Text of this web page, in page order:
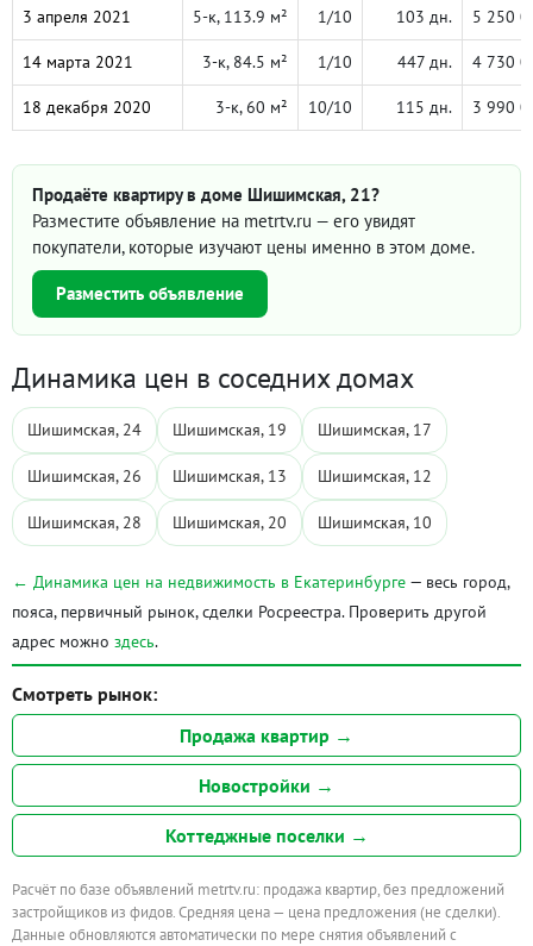
3 апреля 2021 5-к, 113.9 м² 1/10 103 дн. 5 250
14 марта 2021 3-к, 84.5 м² 1/10 447 дн. 4 730
18 декабря 2020 3-к, 60 м² 10/10 115 дн. 3 990
Продаёте квартиру в доме Шишимская, 21?
Разместите объявление на metrtv.ru — его увидят
покупатели, которые изучают цены именно в этом доме.
Разместить объявление
Динамика цен в соседних домах
Шишимская, 24 Шишимская, 19 Шишимская, 17
Шишимская, 26 Шишимская, 13 Шишимская, 12
Шишимская, 28 Шишимская, 20 Шишимская, 10
← Динамика цен на недвижимость в Екатеринбурге — весь город,
пояса, первичный рынок, сделки Росреестра. Проверить другой
адрес можно здесь.
Смотреть рынок:
Продажа квартир →
Новостройки →
Коттеджные поселки →
Расчёт по базе объявлений metrtv.ru: продажа квартир, без предложений
застройщиков из фидов. Средняя цена — цена предложения (не сделки).
Данные обновляются автоматически по мере снятия объявлений с